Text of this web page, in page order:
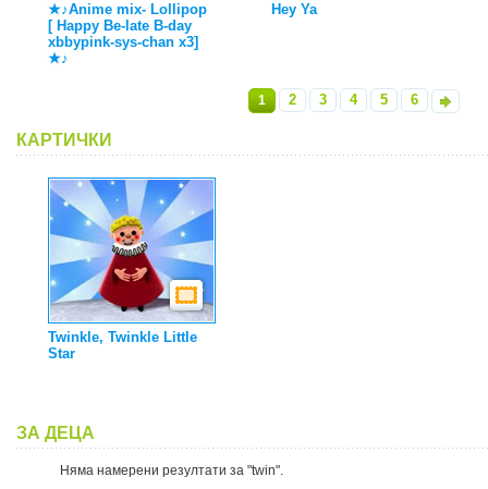
★♪Anime mix- Lollipop
[ Happy Be-late B-day
xbbypink-sys-chan x3]
★♪
Hey Ya
1 2 3 4 5 6»
КАРТИЧКИ
Twinkle, Twinkle Little
Star
ЗА ДЕЦА
Няма намерени резултати за "twin".